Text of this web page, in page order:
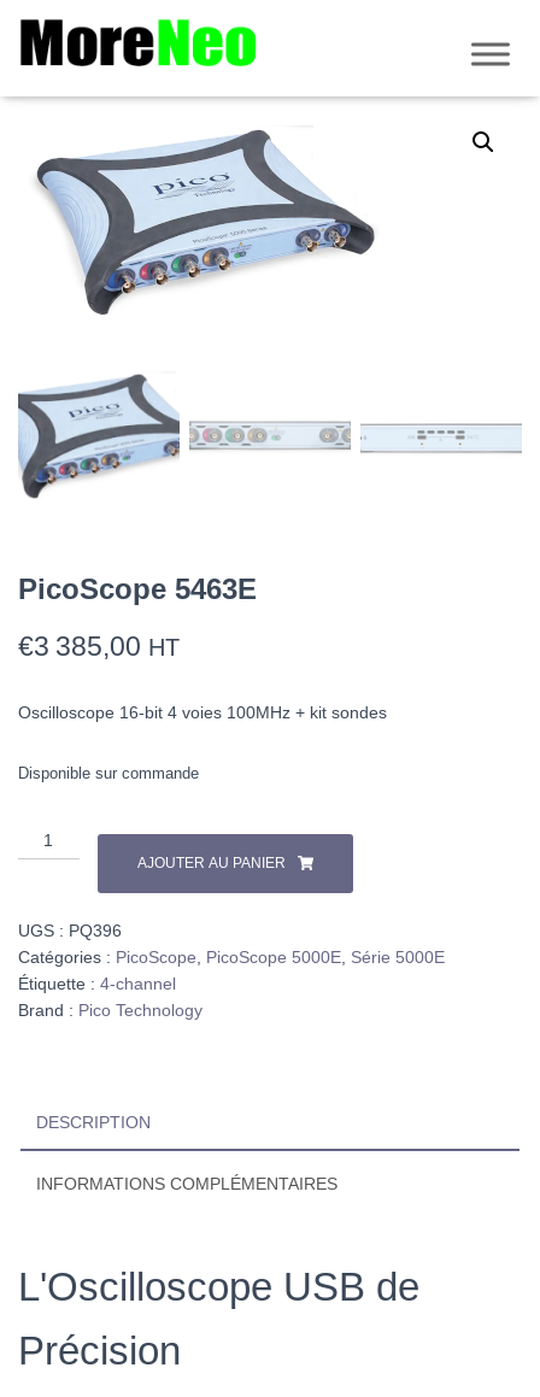
Accueil / PicoScope/ Série 5000E/ PicoScope 5000E / PicoScope 5463E
PicoScope 5463E
€3 385,00 HT
Oscilloscope 16-bit 4 voies 100MHz + kit sondes
Disponible sur commande
quantité
de
PicoScope
AJOUTER AU PANIER
UGS : PQ396
Catégories : PicoScope PicoScope 5000E Série 5000E
Étiquette : 4-channel
Brand : Pico Technology
DESCRIPTION
INFORMATIONS COMPLÉMENTAIRES
L'Oscilloscope USB de
Précision